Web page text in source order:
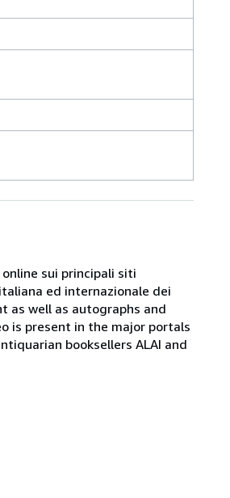
sui principali siti
ed internazionale dei
as well as autographs and
is present in the major portals
booksellers ALAI and